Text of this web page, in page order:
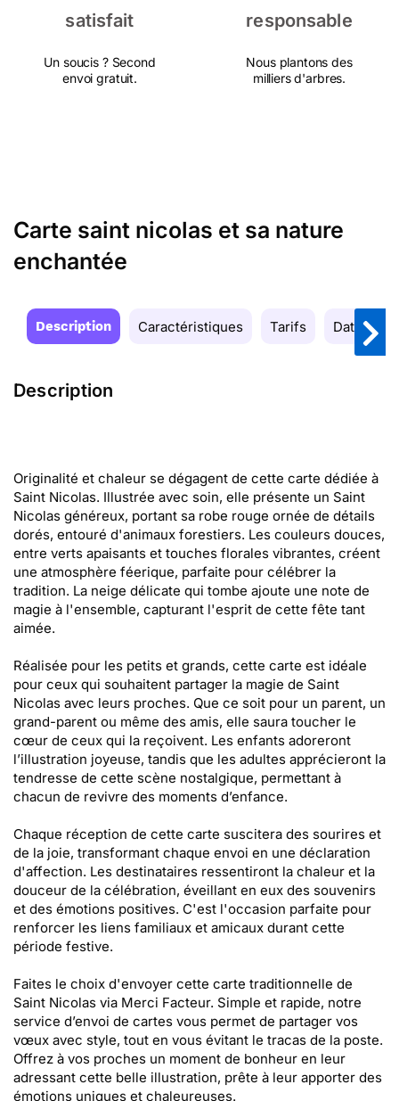
satisfait
Un soucis ? Second
envoi gratuit.
responsable
Nous plantons des
milliers d'arbres.
Carte saint nicolas et sa nature
enchantée
Description Caractéristiques Tarifs Date de
Description
Originalité et chaleur se dégagent de cette carte dédiée à
Saint Nicolas. Illustrée avec soin, elle présente un Saint
Nicolas généreux, portant sa robe rouge ornée de détails
dorés, entouré d'animaux forestiers. Les couleurs douces,
entre verts apaisants et touches florales vibrantes, créent
une atmosphère féerique, parfaite pour célébrer la
tradition. La neige délicate qui tombe ajoute une note de
magie à l'ensemble, capturant l'esprit de cette fête tant
aimée.
Réalisée pour les petits et grands, cette carte est idéale
pour ceux qui souhaitent partager la magie de Saint
Nicolas avec leurs proches. Que ce soit pour un parent, un
grand-parent ou même des amis, elle saura toucher le
cœur de ceux qui la reçoivent. Les enfants adoreront
l’illustration joyeuse, tandis que les adultes apprécieront la
tendresse de cette scène nostalgique, permettant à
chacun de revivre des moments d’enfance.
Chaque réception de cette carte suscitera des sourires et
de la joie, transformant chaque envoi en une déclaration
d'affection. Les destinataires ressentiront la chaleur et la
douceur de la célébration, éveillant en eux des souvenirs
et des émotions positives. C'est l'occasion parfaite pour
renforcer les liens familiaux et amicaux durant cette
période festive.
Faites le choix d'envoyer cette carte traditionnelle de
Saint Nicolas via Merci Facteur. Simple et rapide, notre
service d’envoi de cartes vous permet de partager vos
vœux avec style, tout en vous évitant le tracas de la poste.
Offrez à vos proches un moment de bonheur en leur
adressant cette belle illustration, prête à leur apporter des
émotions uniques et chaleureuses.